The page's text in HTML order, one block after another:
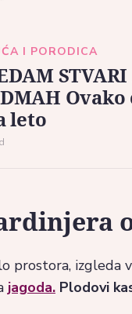
I PORODICA
leto
prostora,
jagoda. Plodovi